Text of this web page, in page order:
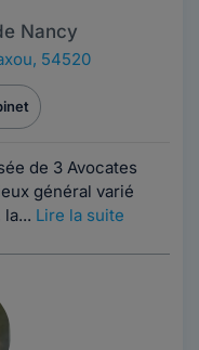
Nancy
54520
de 3 Avocates
général varié
Lire la suite